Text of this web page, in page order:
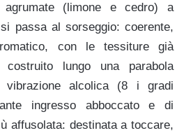
(limone e cedro) a
passa al sorseggio: coerente,
con le tessiture già
lungo una parabola
vibrazione alcolica (8 i gradi
ingresso abboccato e di
affusolata: destinata a toccare,